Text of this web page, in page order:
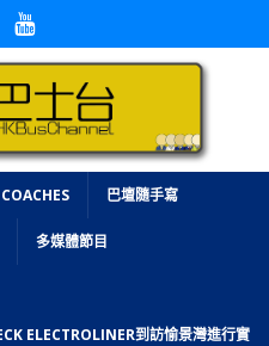
巴壇隨手寫
多媒體節目
ELECTROLINER到訪愉景灣進行實